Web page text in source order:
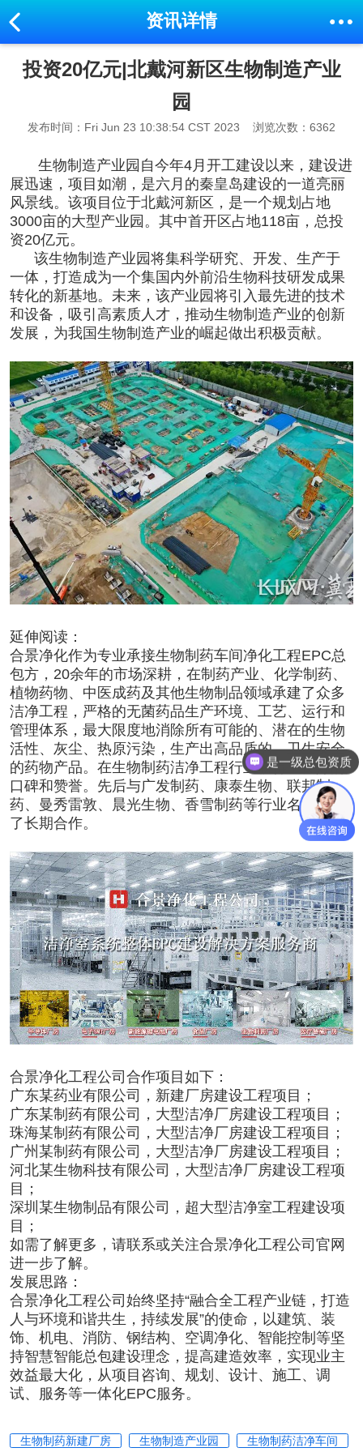
资讯详情
投资20亿元|北戴河新区生物制造产业
园
发布时间：Fri Jun 23 10:38:54 CST 2023 浏览次数：6362
生物制造产业园自今年4月开工建设以来，建设进
展迅速，项目如潮，是六月的秦皇岛建设的一道亮丽
风景线。该项目位于北戴河新区，是一个规划占地
3000亩的大型产业园。其中首开区占地118亩，总投
资20亿元。
该生物制造产业园将集科学研究、开发、生产于
一体，打造成为一个集国内外前沿生物科技研发成果
转化的新基地。未来，该产业园将引入最先进的技术
和设备，吸引高素质人才，推动生物制造产业的创新
发展，为我国生物制造产业的崛起做出积极贡献。
延伸阅读：
合景净化作为专业承接生物制药车间净化工程EPC总
包方，20余年的市场深耕，在制药产业、化学制药、
植物药物、中医成药及其他生物制品领域承建了众多
洁净工程，严格的无菌药品生产环境、工艺、运行和
管理体系，最大限度地消除所有可能的、潜在的生物
活性、灰尘、热原污染，生产出高品质的、卫生安全
的药物产品。在生物制药洁净工程行业获得了良好的
口碑和赞誉。先后与广发制药、康泰生物、联邦制
药、曼秀雷敦、晨光生物、香雪制药等行业名企建立
了长期合作。
合景净化工程公司 合作项目如下：
广东某药业有限公司，新建厂房建设工程项目；
广东某制药有限公司，大型洁净厂房建设工程项目；
珠海某制药有限公司，大型洁净厂房建设工程项目；
广州某制药有限公司，大型洁净厂房建设工程项目；
河北某生物科技有限公司，大型洁净厂房建设工程项
目；
深圳某生物制品有限公司，超大型洁净室工程建设项
目；
如需了解更多，请联系或关注合景净化工程公司官网
进一步了解。
发展思路：
合景净化工程公司始终坚持“融合全工程产业链，打造
人与环境和谐共生，持续发展”的使命，以建筑、装
饰、机电、消防、钢结构、空调净化、智能控制等坚
持智慧智能总包建设理念，提高建造效率，实现业主
效益最大化，从项目咨询、规划、设计、施工、调
试、服务等一体化EPC服务。
生物制药新建厂房 生物制造产业园 生物制药洁净车间
是一级总包资质